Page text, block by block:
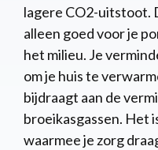
lagere CO2-uitstoot.
alleen goed voor je
het milieu. Je
om je huis te
bijdraagt aan de
broeikasgassen. Het
waarmee je zorg